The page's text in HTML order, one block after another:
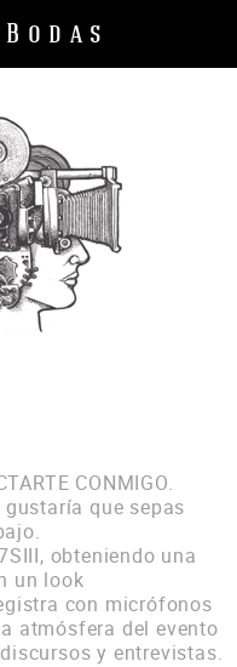
CONMIGO.
que sepas
obteniendo una
un look
con micrófonos
atmósfera del evento
y entrevistas.